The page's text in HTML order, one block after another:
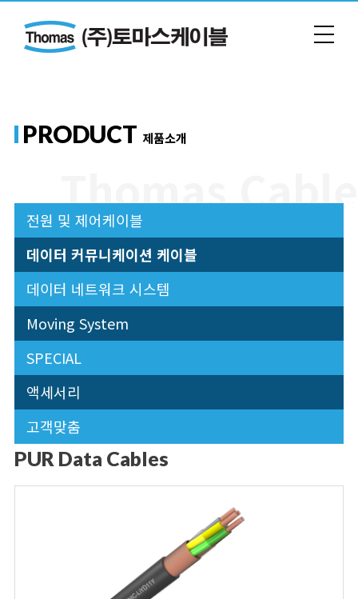
PRODUCT 제품소개
전원 및 제어케이블
데이터 커뮤니케이션 케이블
데이터 네트워크 시스템
Moving System
SPECIAL
액세서리
고객맞춤
PUR Data Cables